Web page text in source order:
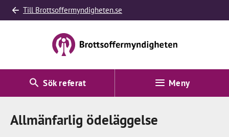
Till Brottsoffermyndigheten.se
Sök referat Meny
Allmänfarlig ödeläggelse